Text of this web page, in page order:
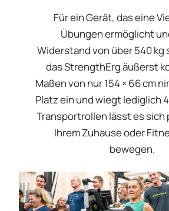
Für ein Gerät, das eine
Übungen ermöglicht
Widerstand von über 540
das StrengthErg äußerst
Maßen von nur 154 × 66 cm
Platz ein und wiegt lediglich
Transportrollen lässt es sich
Ihrem Zuhause oder
bewegen.